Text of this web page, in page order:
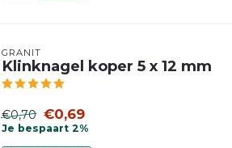
GRANIT
Klinknagel koper 5 x 12 mm
€0,70 €0,69
Je bespaart 2%